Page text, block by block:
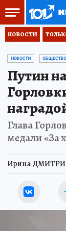
НОВОСТИ
НОВОСТИ ОБЩЕСТВО
Путин
Глава
медали «За
Ирина